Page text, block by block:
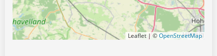
Leaflet | ©OpenStreetMap